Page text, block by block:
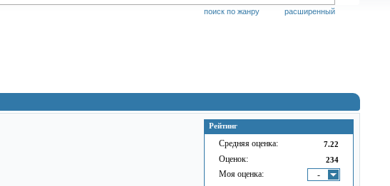
расширенный
поиск по жанру
Рейтинг
Средняя оценка: 7.22
Оценок: 234
Моя оценка: -